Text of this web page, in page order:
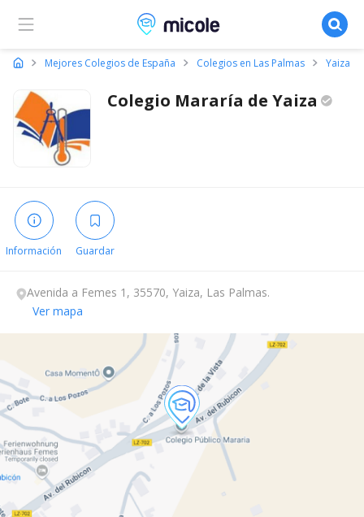
Micole, buscador de colegios
Mejores Colegios de España Colegios en Las Palmas Yaiza
Colegio Mararía de Yaiza
Información Guardar
Avenida a Femes 1, 35570, Yaiza, Las Palmas.
Ver mapa